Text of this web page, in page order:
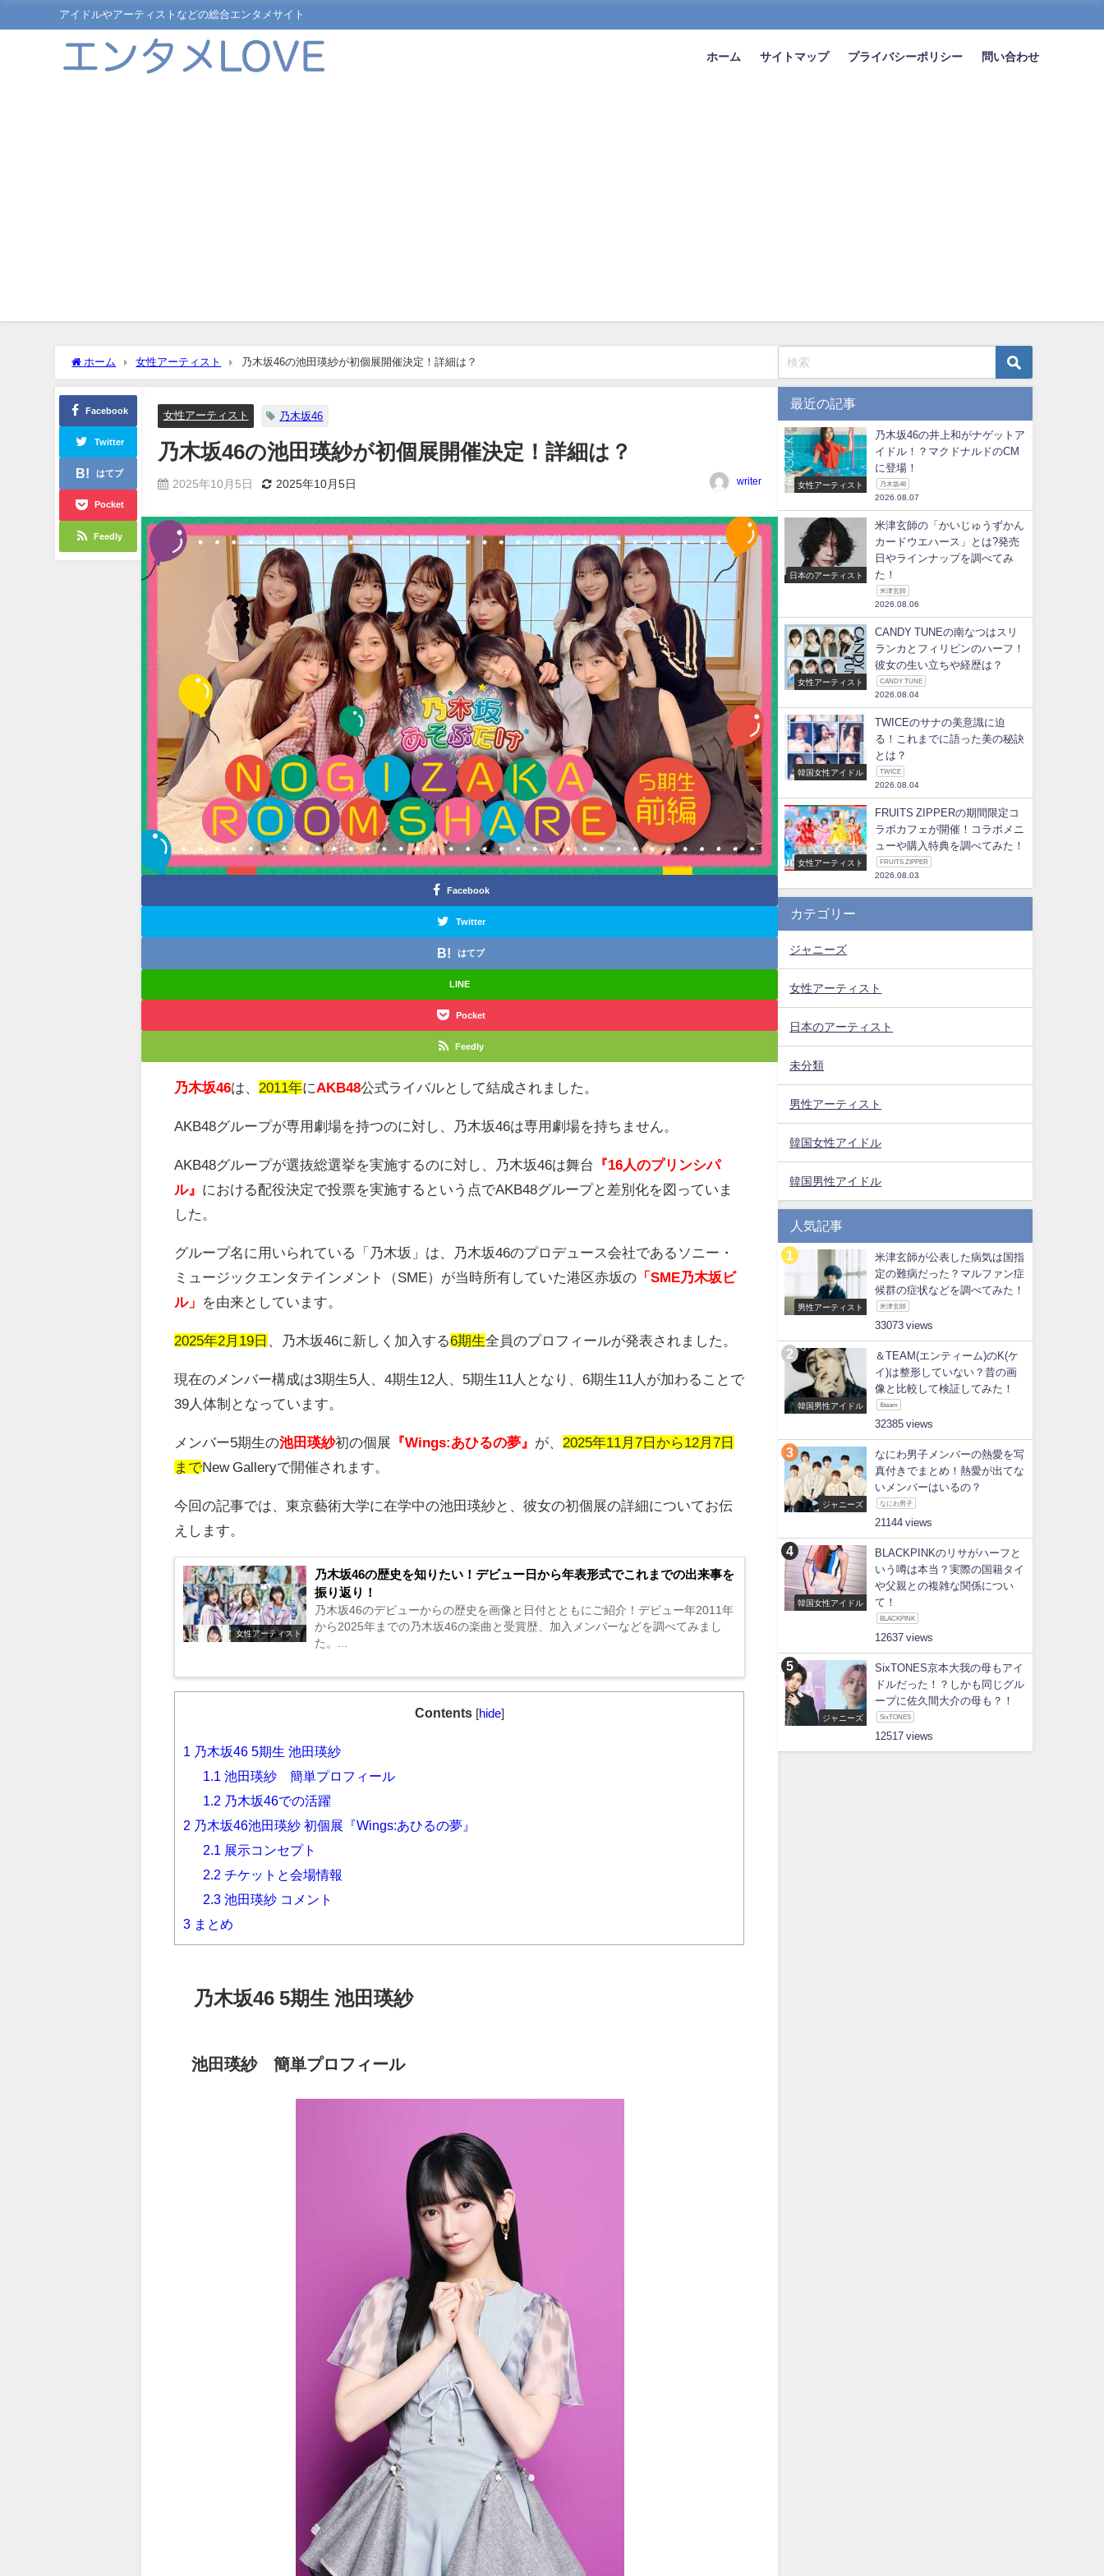
アイドルやアーティストなどの総合エンタメサイト
ホーム サイトマップ プライバシーポリシー 問い合わせ
ホーム 女性アーティスト 乃木坂46の池田瑛紗が初個展開催決定！詳細は？
Facebook
Twitter
はてブ
Pocket
Feedly
女性アーティスト 乃木坂46
乃木坂46の池田瑛紗が初個展開催決定！詳細は？
2025年10月5日 2025年10月5日 writer
Facebook
Twitter
はてブ
LINE
Pocket
Feedly
乃木坂46は、 2011年にAKB48公式ライバルとして結成されました。
AKB48グループが専用劇場を持つのに対し、乃木坂46は専用劇場を持ちません。
AKB48グループが選抜総選挙を実施するのに対し、乃木坂46は舞台
『16人のプリンシパ
ル』 における配役決定で投票を実施するという点でAKB48グループと差別化を図っていま
した。
グループ名に用いられている「乃木坂」は、乃木坂46のプロデュース会社であるソニー・
ミュージックエンタテインメント（SME）が当時所有していた港区赤坂の 「SME乃木坂ビ
ル」
を由来としています。
2025年2月19日 、乃木坂46に新しく加入する6期生全員のプロフィールが発表されました。
現在のメンバー構成は3期生5人、4期生12 人、 5期生11 人となり、6期生11 人が加わることで
39人体制となっています。
メンバー5期生の池田瑛紗初の個展 『Wings:あひるの夢』 が、 2025年11月7日から12月7日
までNew Galleryで開催されます。
今回の記事では、東京藝術大学に在学中の池田瑛紗と、彼女の初個展の詳細についてお伝
えします。
女性アーティスト
乃木坂46の歴史を知りたい！デビュー日から年表形式でこれまでの出来事を
振り返り！
乃木坂46のデビューからの歴史を画像と日付とともにご紹介！デビュー年2011年
から2025年までの乃木坂46の楽曲と受賞歴、加入メンバーなどを調べてみまし
た。...
Contents [hide]
1
乃木坂46 5期生 池田瑛紗
1.1 池田瑛紗 簡単プロフィール
1.2 乃木坂46での活躍
2 乃木坂46池田瑛紗 初個展『Wings:あひるの夢』
2.1
展示コンセプト
2.2 チケットと会場情報
2.3 池田瑛紗 コメント
3 まとめ
乃木坂46 5期生 池田瑛紗
池田瑛紗 簡単プロフィール
最近の記事
女性アーティスト
乃木坂46の井上和がナゲットア
イドル！？マクドナルドのCM
に登場！
乃木坂46
2026.08.07
日本のアーティスト
米津玄師の「かいじゅうずかん
カードウエハース」とは?発売
日やラインナップを調べてみ
た！
米津玄師
2026.08.06
女性アーティスト
CANDY TUNEの南なつはスリ
ランカとフィリピンのハーフ！
彼女の生い立ちや経歴は？
CANDY TUNE
2026.08.04
韓国女性アイドル
TWICEのサナの美意識に迫
る！これまでに語った美の秘訣
とは？
TWICE
2026.08.04
女性アーティスト
FRUITS ZIPPERの期間限定コ
ラボカフェが開催！コラボメニ
ューや購入特典を調べてみた！
FRUITS ZIPPER
2026.08.03
カテゴリー
ジャニーズ
女性アーティスト
日本のアーティスト
未分類
男性アーティスト
韓国女性アイドル
韓国男性アイドル
人気記事
男性アーティスト
米津玄師が公表した病気は国指
定の難病だった？マルファン症
候群の症状などを調べてみた！
米津玄師
33073
韓国男性アイドル
＆TEAM(エンティーム)のK(ケ
イ)は整形していない？昔の画
像と比較して検証してみた！
&team
32385
ジャニーズ
なにわ男子メンバーの熱愛を写
真付きでまとめ！熱愛が出てな
いメンバーはいるの？
なにわ男子
21144
韓国女性アイドル
BLACKPINKのリサがハーフと
いう噂は本当？実際の国籍タイ
や父親との複雑な関係につい
て！
BLACKPINK
12637
ジャニーズ
SixTONES京本大我の母もアイ
ドルだった！？しかも同じグル
ープに佐久間大介の母も？！
SixTONES
12517